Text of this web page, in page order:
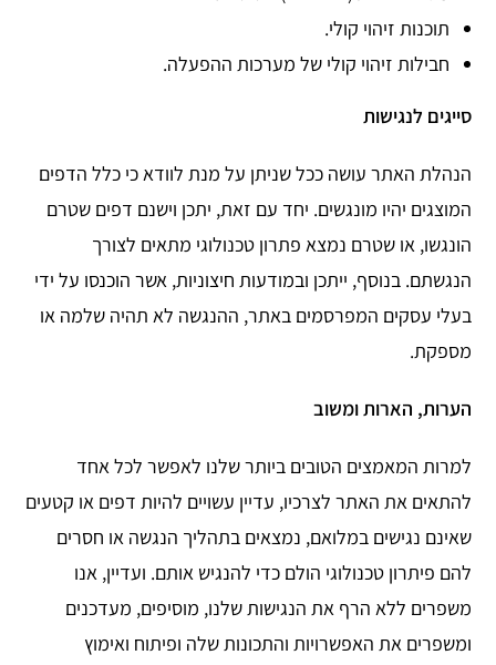
תוכנות זיהוי קולי.
חבילות זיהוי קולי של מערכות ההפעלה.
סייגים לנגישות
הנהלת האתר עושה ככל שניתן על מנת לוודא כי כלל הדפים
המוצגים יהיו מונגשים. יחד עם זאת, יתכן וישנם דפים שטרם
הונגשו, או שטרם נמצא פתרון טכנולוגי מתאים לצורך
הנגשתם. בנוסף, ייתכן ובמודעות חיצוניות, אשר הוכנסו על ידי
בעלי עסקים המפרסמים באתר, ההנגשה לא תהיה שלמה או
מספקת.
הערות, הארות ומשוב
למרות המאמצים הטובים ביותר שלנו לאפשר לכל אחד
להתאים את האתר לצרכיו, עדיין עשויים להיות דפים או קטעים
שאינם נגישים במלואם, נמצאים בתהליך הנגשה או חסרים
להם פיתרון טכנולוגי הולם כדי להנגיש אותם. ועדיין, אנו
משפרים ללא הרף את הנגישות שלנו, מוסיפים, מעדכנים
ומשפרים את האפשרויות והתכונות שלה ופיתוח ואימוץ